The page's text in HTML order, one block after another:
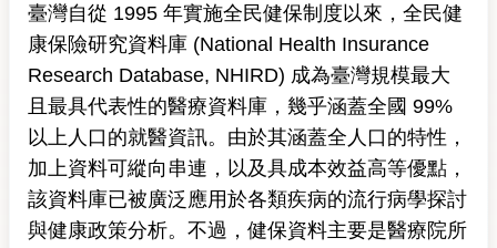
臺灣自從 1995 年實施全民健保制度以來，全民健
康保險研究資料庫 (National Health Insurance
Research Database, NHIRD) 成為臺灣規模最大
且最具代表性的醫療資料庫，幾乎涵蓋全國 99%
以上人口的就醫資訊。由於其涵蓋全人口的特性，
加上資料可縱向串連，以及具成本效益高等優點，
該資料庫已被廣泛應用於各類疾病的流行病學探討
與健康政策分析。不過，健保資料主要是醫療院所